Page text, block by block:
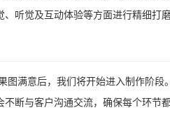
、听觉及互动体验等方面进行精细打
图满意后，我们将开始进入制作阶
不断与客户沟通交流，确保每个环节